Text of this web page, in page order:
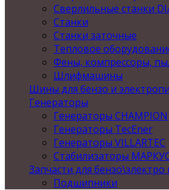
Сверлильные станки
Станки
Станки заточные
Тепловое
Фены, компрессоры,
Шлифмашины
Шины для бензо и
Генераторы
Генераторы CHAMPION
Генераторы TecEner
Генераторы VILLARTEC
Стабилизаторы
Запчасти для бензо\электро
Подшипники